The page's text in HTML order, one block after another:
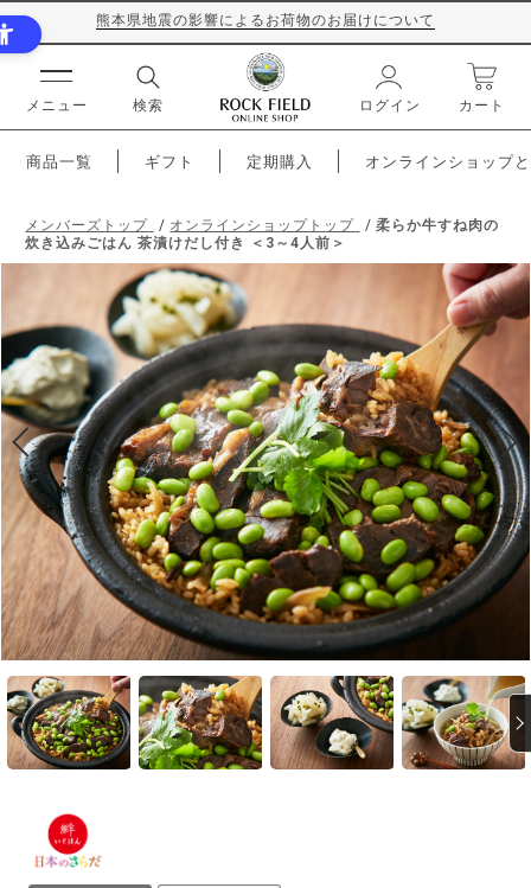
熊本県地震の影響によるお荷物のお届けについて
メニュー 検索 ログイン カート
商品一覧 ギフト 定期購入 オンラインショップ
メンバーズトップ オンラインショップトップ
柔らか牛すね肉の
炊き込みごはん 茶漬けだし付き ＜3～4人前＞